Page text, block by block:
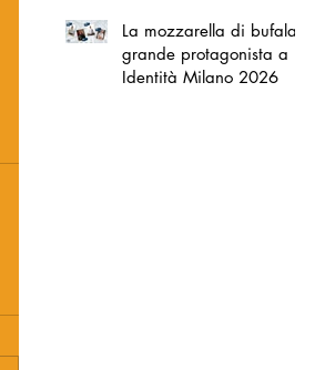
La mozzarella di bufala
grande protagonista a
Identità Milano 2026